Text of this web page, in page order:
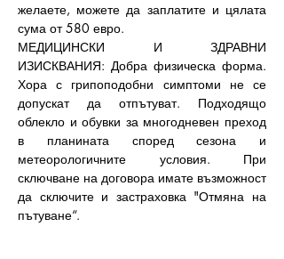
желаете, можете да заплатите и цялата
сума от 580 евро.
МЕДИЦИНСКИ И ЗДРАВНИ
ИЗИСКВАНИЯ: Добра физическа форма.
Хора с грипоподобни симптоми не се
допускат да отпътуват. Подходящо
облекло и обувки за многодневен преход
в планината според сезона и
метеорологичните условия. При
сключване на договора имате възможност
да сключите и застраховка "Отмяна на
пътуване“.